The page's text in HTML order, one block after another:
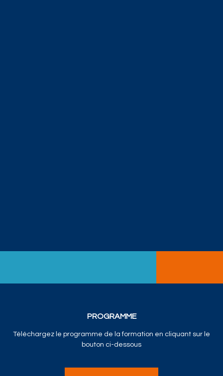
PROGRAMME
Téléchargez le programme de la formation en cliquant sur le
bouton ci-dessous